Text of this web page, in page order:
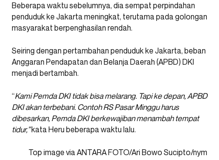
Beberapa waktu sebelumnya, dia sempat perpindahan
penduduk ke Jakarta meningkat, terutama pada golongan
masyarakat berpenghasilan rendah.
Seiring dengan pertambahan penduduk ke Jakarta, beban
Anggaran Pendapatan dan Belanja Daerah (APBD) DKI
menjadi bertambah.
“Kami Pemda DKI tidak bisa melarang. Tapi ke depan, APBD
DKI akan terbebani. Contoh RS Pasar Minggu harus
dibesarkan, Pemda DKI berkewajiban menambah tempat
tidur,”kata Heru beberapa waktu lalu.
Top image via ANTARA FOTO/Ari Bowo Sucipto/nym